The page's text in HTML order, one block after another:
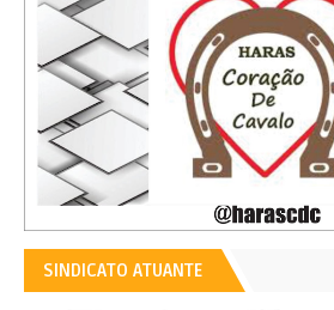
SINDICATO ATUANTE